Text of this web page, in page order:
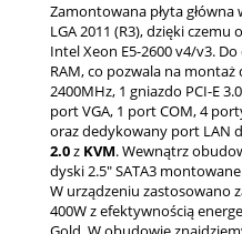
Zamontowana płyta
LGA 2011 (R3), dzięki
Intel Xeon E5-2600 v4/v3.
RAM, co pozwala na montaż
2400MHz, 1 gniazdo PCI-E
port VGA, 1 port COM, 4
oraz dedykowany port LAN
2.0z KVM. Wewnątrz
dyski 2.5" SATA3 montowane
W urządzeniu zastosowano
400W z efektywnością